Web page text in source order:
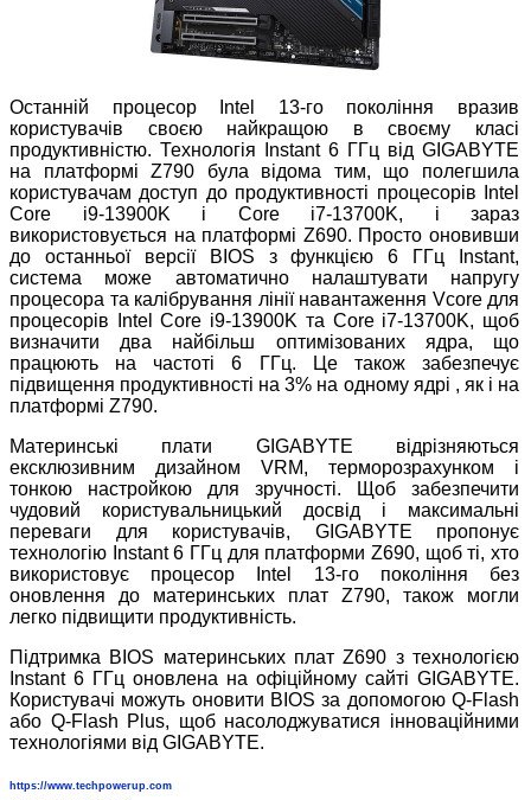
Останній процесор Intel 13-го покоління вразив
користувачів своєю найкращою в своєму класі
продуктивністю. Технологія Instant 6 ГГц від GIGABYTE
на платформі Z790 була відома тим, що полегшила
користувачам доступ до продуктивності процесорів Intel
Core i9-13900K і Core i7-13700K, і зараз
використовується на платформі Z690. Просто оновивши
до останньої версії BIOS з функцією 6 ГГц Instant,
система може автоматично налаштувати напругу
процесора та калібрування лінії навантаження Vcore для
процесорів Intel Core i9-13900K та Core i7-13700K, щоб
визначити два найбільш оптимізованих ядра, що
працюють на частоті 6 ГГц. Це також забезпечує
підвищення продуктивності на 3% на одному ядрі , як і на
платформі Z790.
Материнські плати GIGABYTE відрізняються
ексклюзивним дизайном VRM, терморозрахунком і
тонкою настройкою для зручності. Щоб забезпечити
чудовий користувальницький досвід і максимальні
переваги для користувачів, GIGABYTE пропонує
технологію Instant 6 ГГц для платформи Z690, щоб ті, хто
використовує процесор Intel 13-го покоління без
оновлення до материнських плат Z790, також могли
легко підвищити продуктивність.
Підтримка BIOS материнських плат Z690 з технологією
Instant 6 ГГц оновлена на офіційному сайті GIGABYTE.
Користувачі можуть оновити BIOS за допомогою Q-Flash
або Q-Flash Plus, щоб насолоджуватися інноваційними
технологіями від GIGABYTE.
https://www.techpowerup.com